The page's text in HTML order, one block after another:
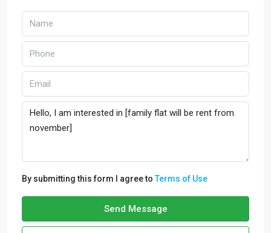
By submitting this form I agree toTerms of Use
Send Message